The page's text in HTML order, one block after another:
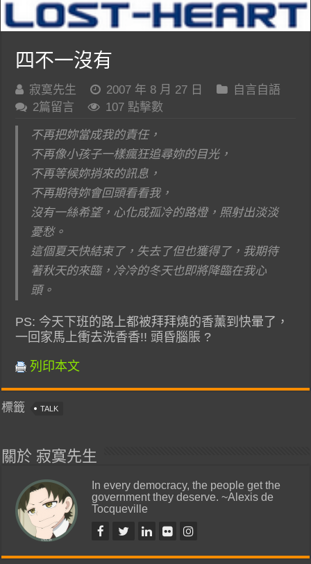
四不一沒有
寂寞先生 2007 年 8 月 27 日
自言自語
2篇留言
107 點擊數
不再把妳當成我的責任，
不再像小孩子一樣瘋狂追尋妳的目光，
不再等候妳捎來的訊息，
不再期待妳會回頭看看我，
沒有一絲希望，心化成孤冷的路燈，照射出淡淡
憂愁。
這個夏天快結束了，失去了但也獲得了，我期待
著秋天的來臨，冷冷的冬天也即將降臨在我心
頭。
PS: 今天下班的路上都被拜拜燒的香薰到快暈了，
一回家馬上衝去洗香香!! 頭昏腦脹 ?
列印本文
標籤 TALK
關於 寂寞先生
In every democracy, the people get the
government they deserve. ~Alexis de
Tocqueville